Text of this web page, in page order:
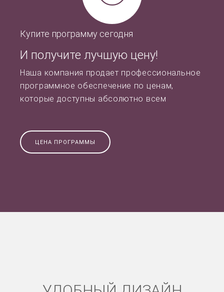
Купите программу сегодня
И получите лучшую цену!
Наша компания продает профессиональное
программное обеспечение по ценам,
которые доступны абсолютно всем
ЦЕНА ПРОГРАММЫ